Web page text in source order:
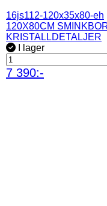
16js112-120x35x80-eh
120X80CM
KRISTALLDETALJER
I lager
7 390:-